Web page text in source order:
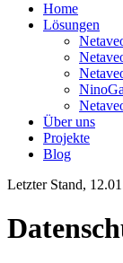
Home
Lösungen
Über uns
Projekte
Blog
Letzter Stand,